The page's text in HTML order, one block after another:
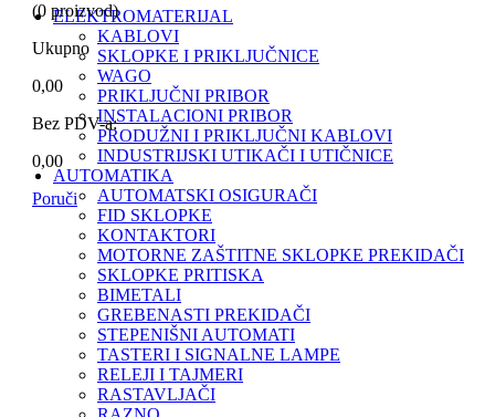
(0 proizvod)
Ukupno
0,00
Bez PDV-a:
0,00
Poruči
ELEKTROMATERIJAL
KABLOVI
SKLOPKE I PRIKLJUČNICE
WAGO
PRIKLJUČNI PRIBOR
INSTALACIONI PRIBOR
PRODUŽNI I PRIKLJUČNI KABLOVI
INDUSTRIJSKI UTIKAČI I UTIČNICE
AUTOMATIKA
AUTOMATSKI OSIGURAČI
FID SKLOPKE
KONTAKTORI
MOTORNE ZAŠTITNE SKLOPKE PREKIDAČI
SKLOPKE PRITISKA
BIMETALI
GREBENASTI PREKIDAČI
STEPENIŠNI AUTOMATI
TASTERI I SIGNALNE LAMPE
RELEJI I TAJMERI
RASTAVLJAČI